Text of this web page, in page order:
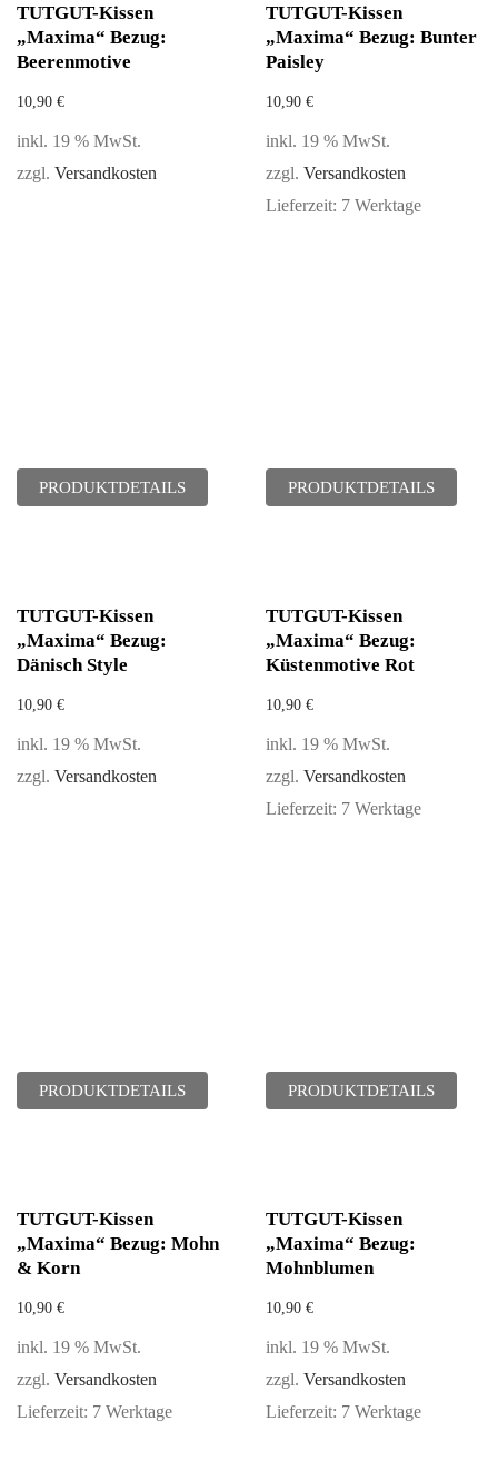
TUTGUT-Kissen
„Maxima“ Bezug:
Beerenmotive
10,90 €
inkl. 19 % MwSt.
zzgl. Versandkosten
PRODUKTDETAILS
TUTGUT-Kissen
„Maxima“ Bezug: Bunter
Paisley
10,90 €
inkl. 19 % MwSt.
zzgl. Versandkosten
Lieferzeit: 7 Werktage
PRODUKTDETAILS
TUTGUT-Kissen
„Maxima“ Bezug:
Dänisch Style
10,90 €
inkl. 19 % MwSt.
zzgl. Versandkosten
PRODUKTDETAILS
TUTGUT-Kissen
„Maxima“ Bezug:
Küstenmotive Rot
10,90 €
inkl. 19 % MwSt.
zzgl. Versandkosten
Lieferzeit: 7 Werktage
PRODUKTDETAILS
TUTGUT-Kissen
„Maxima“ Bezug: Mohn
& Korn
10,90 €
inkl. 19 % MwSt.
zzgl. Versandkosten
Lieferzeit: 7 Werktage
TUTGUT-Kissen
„Maxima“ Bezug:
Mohnblumen
10,90 €
inkl. 19 % MwSt.
zzgl. Versandkosten
Lieferzeit: 7 Werktage